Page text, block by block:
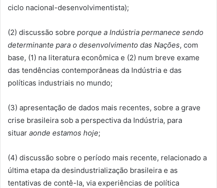
ciclo nacional-desenvolvimentista);
(2) discussão sobre porque a Indústria permanece sendo
determinante para o desenvolvimento das Nações, com
base, (1) na literatura econômica e (2) num breve exame
das tendências contemporâneas da Indústria e das
políticas industriais no mundo;
(3) apresentação de dados mais recentes, sobre a grave
crise brasileira sob a perspectiva da Indústria, para
situar aonde estamos hoje;
(4) discussão sobre o período mais recente, relacionado a
última etapa da desindustrialização brasileira e as
tentativas de contê-la, via experiências de política